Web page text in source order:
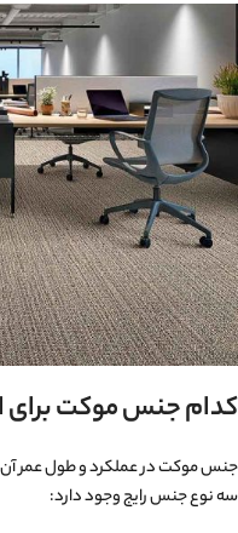
کدام جنس موکت برای
جنس موکت در عملکرد و طول عمر آن
سه نوع جنس رایج وجود دارد: